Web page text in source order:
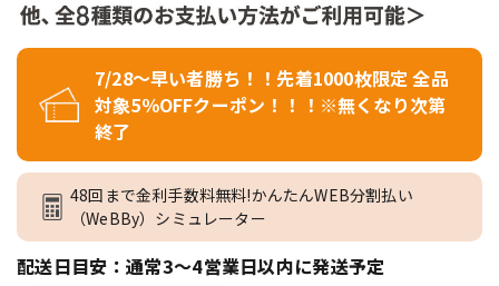
7/28～早い者勝ち！！先着1000枚限定 全品
対象5％OFFクーポン！！！※無くなり次第
終了
48回まで金利手数料無料!かんたんWEB分割払い
（WeBBy）シミュレーター
配送日目安：通常3～4営業日以内に発送予定